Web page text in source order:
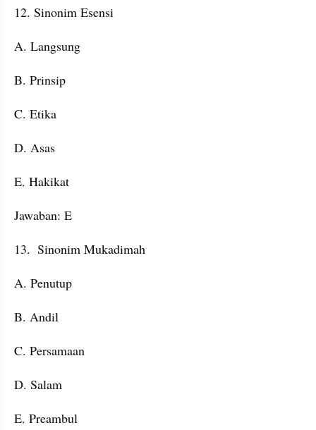
12. Sinonim Esensi
A. Langsung
B. Prinsip
C. Etika
D. Asas
E. Hakikat
Jawaban: E
13.  Sinonim Mukadimah
A. Penutup
B. Andil
C. Persamaan
D. Salam
E. Preambul